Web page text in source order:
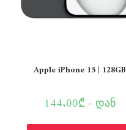
Apple iPhone 15 | 128GB
144.00₾ - დან